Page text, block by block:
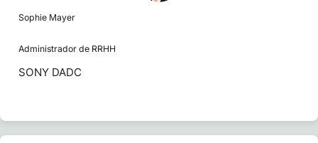
Sophie Mayer
Administrador de RRHH
SONY DADC